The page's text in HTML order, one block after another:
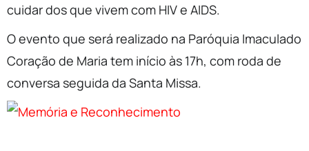
cuidar dos que vivem com HIV e AIDS.
O evento que será realizado na Paróquia Imaculado
Coração de Maria tem início às 17h, com roda de
conversa seguida da Santa Missa.